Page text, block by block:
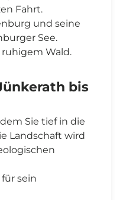
Fahrt.
und seine
See.
Wald.
bis
Sie tief in die
Landschaft wird
sein